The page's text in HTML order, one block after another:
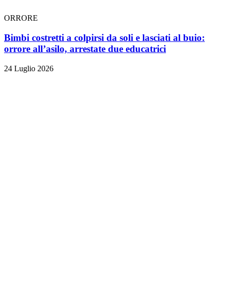
ORRORE
Bimbi costretti a colpirsi da soli e lasciati al buio:
orrore all’asilo, arrestate due educatrici
24 Luglio 2026